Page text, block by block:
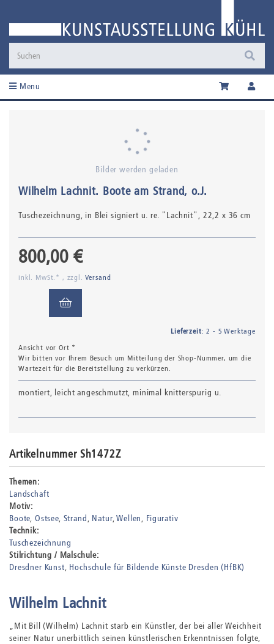
Menu
Bilder werden geladen
Wilhelm Lachnit. Boote am Strand, o.J.
Tuschezeichnung, in Blei signiert u. re. "Lachnit" , 22,2 x 36 cm
800,00 €
inkl. MwSt.* , zzgl. Versand
Lieferzeit: 2 - 5 Werktage
Ansicht vor Ort *
Wir bitten vor Ihrem Besuch um Mitteilung der Shop-Nummer, um die
Wartezeit für die Bereitstellung zu verkürzen.
montiert, leicht angeschmutzt, minimal knitterspurig u.
Artikelnummer Sh1472Z
Themen:
Landschaft
Motiv:
Boote Ostsee Strand Natur Wellen
Figurativ
Technik:
Tuschezeichnung
Stilrichtung / Malschule:
Dresdner Kunst Hochschule für Bildende Künste Dresden (HfBK)
Wilhelm Lachnit
„Mit Bill (Wilhelm) Lachnit starb ein Künstler, der bei aller Weichheit
seiner Natur unerbittlich seinen künstlerischen Erkenntnissen folgte,